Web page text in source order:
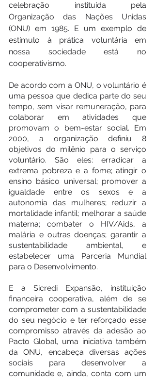
celebração instituída pela
Organização das Nações Unidas
(ONU) em 1985. E um exemplo de
estímulo à prática voluntária em
nossa sociedade está no
cooperativismo.
De acordo com a ONU, o voluntário é
uma pessoa que dedica parte do seu
tempo, sem visar remuneração, para
colaborar em atividades que
promovam o bem-estar social. Em
2000, a organização definiu 8
objetivos do milênio para o serviço
voluntário. São eles: erradicar a
extrema pobreza e a fome; atingir o
ensino básico universal; promover a
igualdade entre os sexos e a
autonomia das mulheres; reduzir a
mortalidade infantil; melhorar a saúde
materna; combater o HIV/Aids, a
malária e outras doenças; garantir a
sustentabilidade ambiental, e
estabelecer uma Parceria Mundial
para o Desenvolvimento.
E a Sicredi Expansão, instituição
financeira cooperativa, além de se
comprometer com a sustentabilidade
do seu negócio e ter reforçado esse
compromisso através da adesão ao
Pacto Global, uma iniciativa também
da ONU, encabeça diversas ações
sociais para desenvolver a
comunidade e, ainda, conta com um